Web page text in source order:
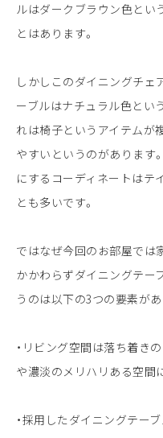
ルはダークブラウン色とい
とはあります。
しかしこのダイニングチェ
ーブルはナチュラル色とい
れは椅子というアイテムが
やすいというのがあります
にするコーディネートはテ
とも多いです。
ではなぜ今回のお部屋では
かかわらずダイニングテー
うのは以下の3つの要素があ
・リビング空間は落ち着き
や濃淡のメリハリある空間
・採用したダイニングテー